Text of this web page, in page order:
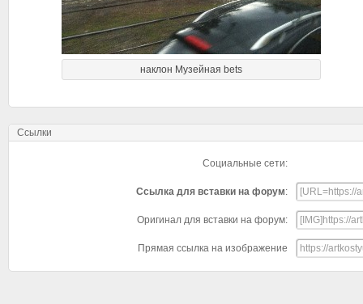
наклон Музейная bets
Ссылки
Социальные сети:
Ссылка для вставки на форум:
Оригинал для вставки на форум:
Прямая ссылка на изображение